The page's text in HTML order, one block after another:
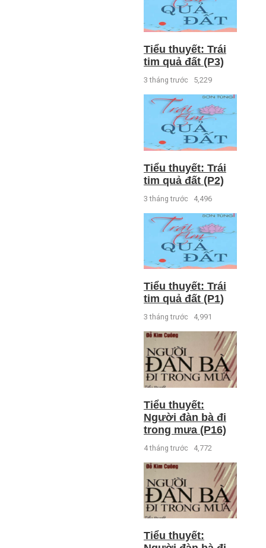
Tiểu thuyết: Trái
tim quả đất (P3)
3 tháng trước 5,229
Tiểu thuyết: Trái
tim quả đất (P2)
3 tháng trước 4,496
Tiểu thuyết: Trái
tim quả đất (P1)
3 tháng trước 4,991
Tiểu thuyết:
Người đàn bà đi
trong mưa (P16)
4 tháng trước 4,772
Tiểu thuyết: